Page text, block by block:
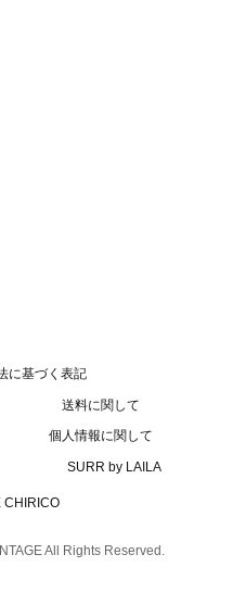
に基づく表記
送料に関して
個人情報に関して
SURR by LAILA
CHIRICO
All Rights Reserved.